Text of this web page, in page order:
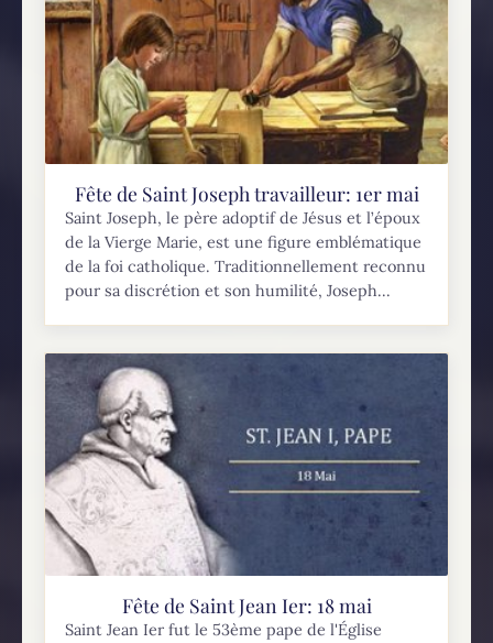
Fête de Saint Joseph travailleur: 1er mai
Saint Joseph, le père adoptif de Jésus et l’époux
de la Vierge Marie, est une figure emblématique
de la foi catholique. Traditionnellement reconnu
pour sa discrétion et son humilité, Joseph...
Fête de Saint Jean Ier: 18 mai
Saint Jean Ier fut le 53ème pape de l'Église